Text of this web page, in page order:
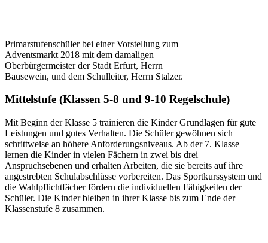
Primarstufenschüler bei einer Vorstellung zum
Adventsmarkt 2018 mit dem damaligen
Oberbürgermeister der Stadt Erfurt, Herrn
Bausewein, und dem Schulleiter, Herrn Stalzer.
Mittelstufe (Klassen 5-8 und 9-10 Regelschule)
Mit Beginn der Klasse 5 trainieren die Kinder Grundlagen für gute
Leistungen und gutes Verhalten. Die Schüler gewöhnen sich
schrittweise an höhere Anforderungsniveaus. Ab der 7. Klasse
lernen die Kinder in vielen Fächern in zwei bis drei
Anspruchsebenen und erhalten Arbeiten, die sie bereits auf ihre
angestrebten Schulabschlüsse vorbereiten. Das Sportkurssystem und
die Wahlpflichtfächer fördern die individuellen Fähigkeiten der
Schüler. Die Kinder bleiben in ihrer Klasse bis zum Ende der
Klassenstufe 8 zusammen.